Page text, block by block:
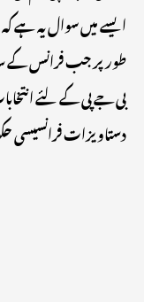
ایسے میں سوال یہ ہے
طور پر جب فرانس کے
بی جے پی کے لئے
دستاویزات فرانسیسی